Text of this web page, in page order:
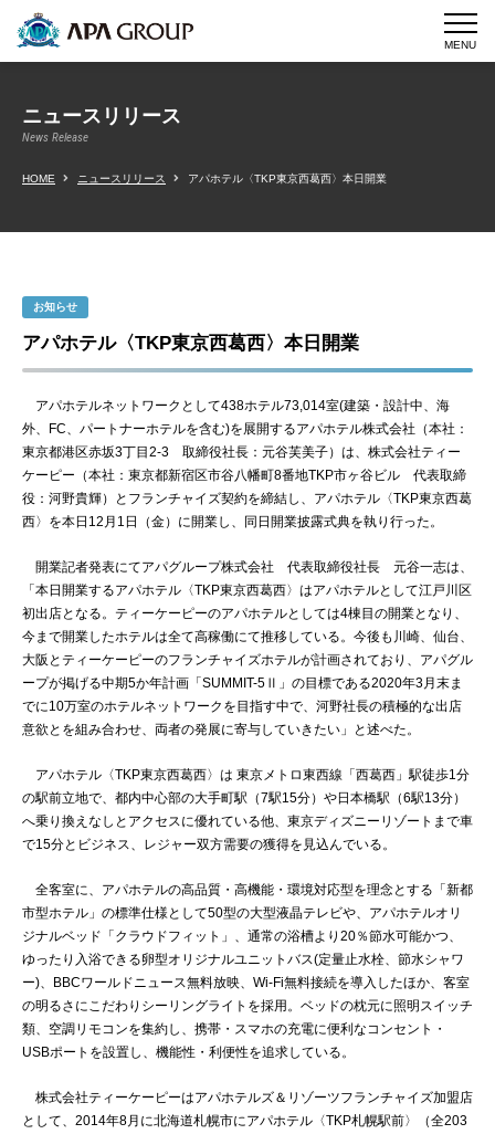
MENU
ニュースリリース
News Release
HOME ニュースリリース アパホテル〈TKP東京西葛西〉本日開業
お知らせ
アパホテル〈TKP東京西葛西〉本日開業
アパホテルネットワークとして438ホテル73,014室(建築・設計中、海
外、FC、パートナーホテルを含む)を展開するアパホテル株式会社（本社：
東京都港区赤坂3丁目2-3 取締役社長：元谷芙美子）は、株式会社ティー
ケーピー（本社：東京都新宿区市谷八幡町8番地TKP市ヶ谷ビル 代表取締
役：河野貴輝）とフランチャイズ契約を締結し、アパホテル〈TKP東京西葛
西〉を本日12月1日（金）に開業し、同日開業披露式典を執り行った。
開業記者発表にてアパグループ株式会社 代表取締役社長 元谷一志は、
「本日開業するアパホテル〈TKP東京西葛西〉はアパホテルとして江戸川区
初出店となる。ティーケーピーのアパホテルとしては4棟目の開業となり、
今まで開業したホテルは全て高稼働にて推移している。今後も川崎、仙台、
大阪とティーケーピーのフランチャイズホテルが計画されており、アパグル
ープが掲げる中期5か年計画「SUMMIT-5Ⅱ」の目標である2020年3月末ま
でに10万室のホテルネットワークを目指す中で、河野社長の積極的な出店
意欲とを組み合わせ、両者の発展に寄与していきたい」と述べた。
アパホテル〈TKP東京西葛西〉は 東京メトロ東西線「西葛西」駅徒歩1分
の駅前立地で、都内中心部の大手町駅（7駅15分）や日本橋駅（6駅13分）
へ乗り換えなしとアクセスに優れている他、東京ディズニーリゾートまで車
で15分とビジネス、レジャー双方需要の獲得を見込んでいる。
全客室に、アパホテルの高品質・高機能・環境対応型を理念とする「新都
市型ホテル」の標準仕様として50型の大型液晶テレビや、アパホテルオリ
ジナルベッド「クラウドフィット」、通常の浴槽より20％節水可能かつ、
ゆったり入浴できる卵型オリジナルユニットバス(定量止水栓、節水シャワ
ー)、BBCワールドニュース無料放映、Wi-Fi無料接続を導入したほか、客室
の明るさにこだわりシーリングライトを採用。ベッドの枕元に照明スイッチ
類、空調リモコンを集約し、携帯・スマホの充電に便利なコンセント・
USBポートを設置し、機能性・利便性を追求している。
株式会社ティーケーピーはアパホテルズ＆リゾーツフランチャイズ加盟店
として、2014年8月に北海道札幌市にアパホテル〈TKP札幌駅前〉（全203